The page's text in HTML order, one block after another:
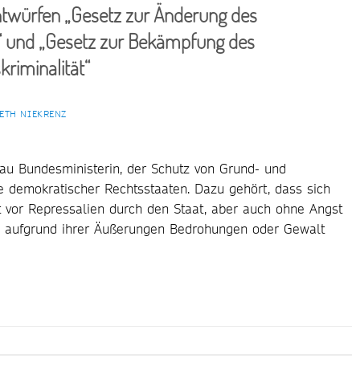
„Gesetz zur Änderung des
„Gesetz zur Bekämpfung des
NIEKRENZ
Bundesministerin, der Schutz von Grund- und
Rechtsstaaten. Dazu gehört, dass sich
Repressalien durch den Staat, aber auch ohne Angst
ihrer Äußerungen Bedrohungen oder Gewalt